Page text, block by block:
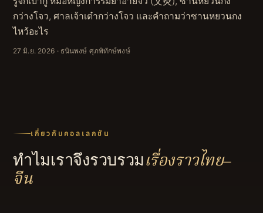
กว่างโจว, ศาลเจ้าเต๋ากว่างโจว และคำถามว่าซานหยวนกง
ไหว้อะไร
27 มิ.ย. 2026 · ธนินพงษ์ ศุภพิทักษ์พงษ์
เกี่ยวกับคอลเลกชัน
ทำไมเราจึงรวบรวมเรื่องราวไทย–
จีน